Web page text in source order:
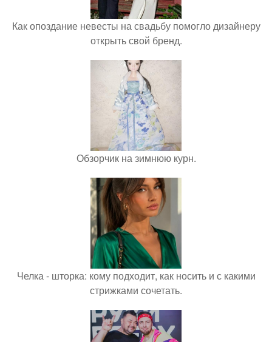
Как опоздание невесты на свадьбу помогло дизайнеру
открыть свой бренд.
Обзорчик на зимнюю курн.
Челка - шторка: кому подходит, как носить и с какими
стрижками сочетать.